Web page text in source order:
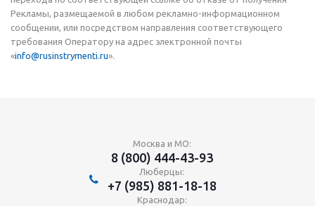
Рекламы, размещаемой в любом рекламно-информационном
сообщении, или посредством направления соответствующего
требования Оператору на адрес электронной почты
«info@rusinstrymenti.ru».
Москва и МО:
8 (800) 444-43-93
Люберцы:
+7 (985) 881-18-18
Краснодар: